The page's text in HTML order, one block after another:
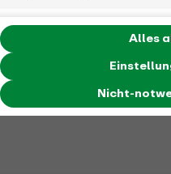
Nicht-
Alles